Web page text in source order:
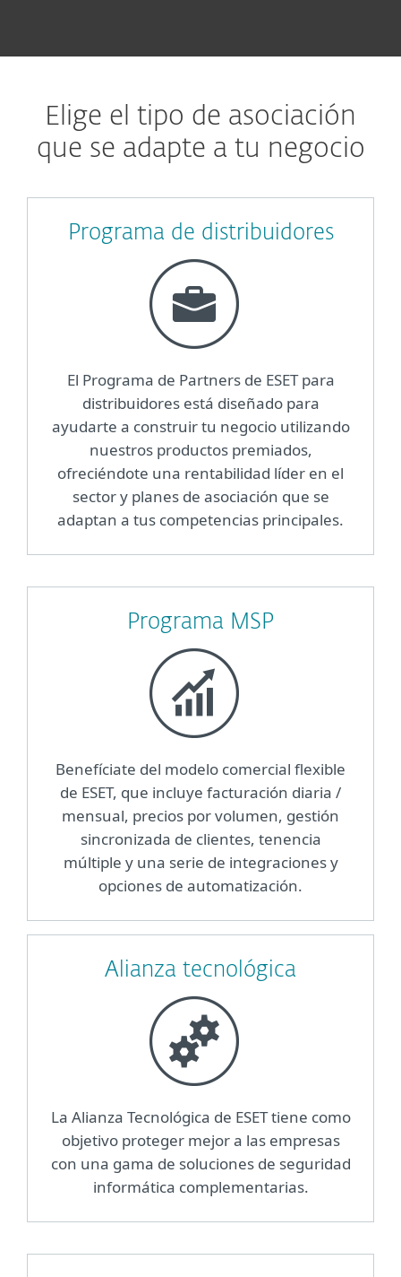
Elige el tipo de asociación
que se adapte a tu negocio
Programa de distribuidores
El Programa de Partners de ESET para
distribuidores está diseñado para
ayudarte a construir tu negocio utilizando
nuestros productos premiados,
ofreciéndote una rentabilidad líder en el
sector y planes de asociación que se
adaptan a tus competencias principales.
Programa MSP
Benefíciate del modelo comercial flexible
de ESET, que incluye facturación diaria /
mensual, precios por volumen, gestión
sincronizada de clientes, tenencia
múltiple y una serie de integraciones y
opciones de automatización.
Alianza tecnológica
La Alianza Tecnológica de ESET tiene como
objetivo proteger mejor a las empresas
con una gama de soluciones de seguridad
informática complementarias.